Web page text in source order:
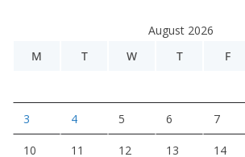
August 2026
M
T W T F
3 4 5 6 7
10 11 12 13 14